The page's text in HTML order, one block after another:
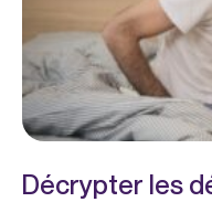
Décrypter les